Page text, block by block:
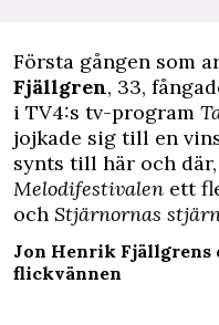
Första gången som
Fjällgren, 33,
i TV4:s tv-program
jojkade sig till en
synts till här och
Melodifestivalen ett
och Stjärnornas
Jon Henrik Fjällgrens
flickvännen